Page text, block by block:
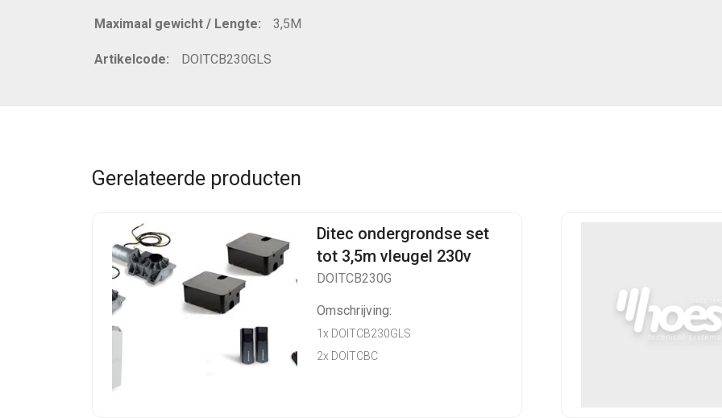
Maximaal gewicht / Lengte: 3,5M
Artikelcode: DOITCB230GLS
Gerelateerde producten
Ditec ondergrondse set
tot 3,5m vleugel 230v
DOITCB230G
Omschrijving:
1x DOITCB230GLS
2x DOITCBC